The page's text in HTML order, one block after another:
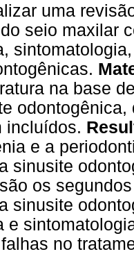
uma
seio maxilar
na base
incluídos.
e a
sinusite
os
a sinusite
e
no